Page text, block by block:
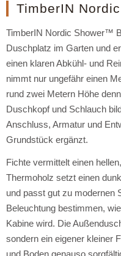
TimberIN
TimberIN Nordic Shower™
Duschplatz im Garten und
einen klaren Abkühl- und
nimmt nur ungefähr einen
rund zwei Metern Höhe
Duschkopf und Schlauch
Anschluss, Armatur und
Grundstück ergänzt.
Fichte vermittelt einen
Thermoholz setzt einen
und passt gut zu modernen
Beleuchtung bestimmen,
Kabine wird. Die
sondern ein eigener kleiner
und Boden genauso